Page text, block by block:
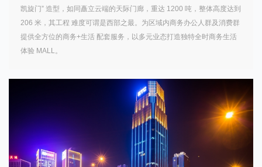
凯旋门” 造型，如同矗立云端的天际门廊，重达 1200 吨，整体高度达到
206 米，其工程 难度可谓是西部之最。为区域内商务办公人群及消费群
提供全方位的商务+生活 配套服务，以多元业态打造独特全时商务生活
体验 MALL。